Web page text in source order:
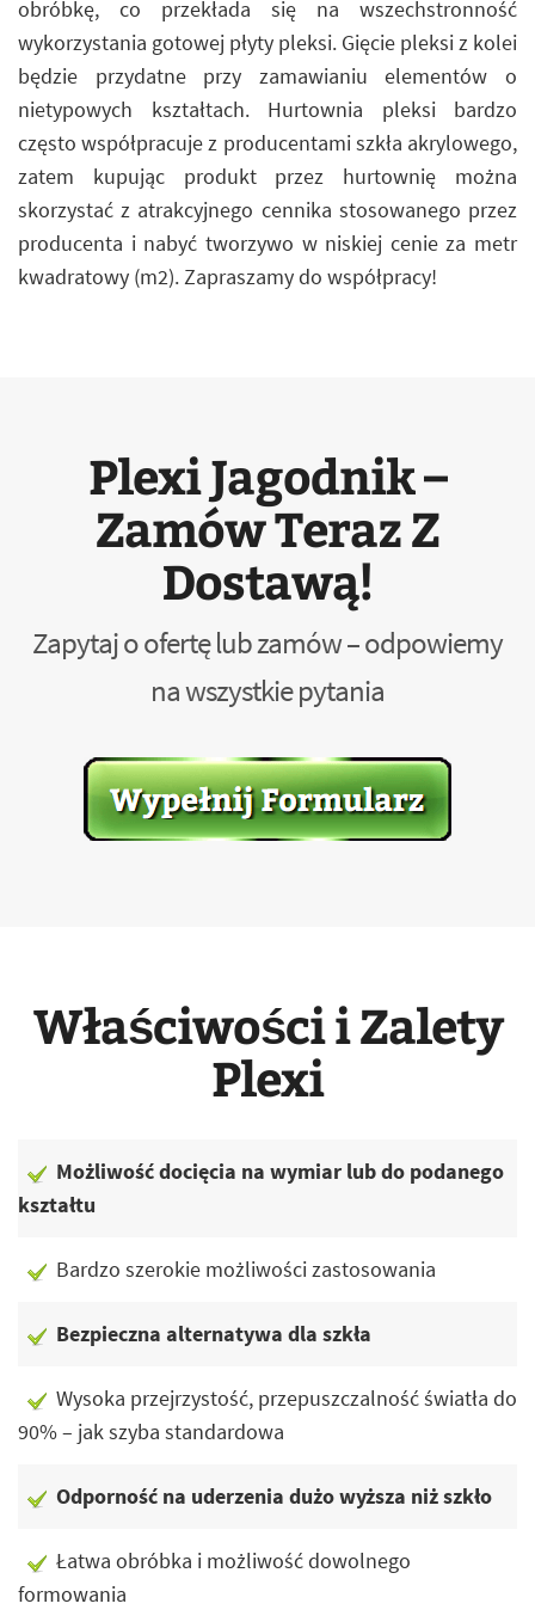
obróbkę, co przekłada się na wszechstronność
wykorzystania gotowej płyty pleksi. Gięcie pleksi z kolei
będzie przydatne przy zamawianiu elementów o
nietypowych kształtach. Hurtownia pleksi bardzo
często współpracuje z producentami szkła akrylowego,
zatem kupując produkt przez hurtownię można
skorzystać z atrakcyjnego cennika stosowanego przez
producenta i nabyć tworzywo w niskiej cenie za metr
kwadratowy (m2). Zapraszamy do współpracy!
Plexi Jagodnik –
Zamów Teraz Z
Dostawą!
Zapytaj o ofertę lub zamów – odpowiemy
na wszystkie pytania
Właściwości i Zalety
Plexi
Możliwość docięcia na wymiar lub do podanego
kształtu
Bardzo szerokie możliwości zastosowania
Bezpieczna alternatywa dla szkła
Wysoka przejrzystość, przepuszczalność światła do
90% – jak szyba standardowa
Odporność na uderzenia dużo wyższa niż szkło
Łatwa obróbka i możliwość dowolnego
formowania